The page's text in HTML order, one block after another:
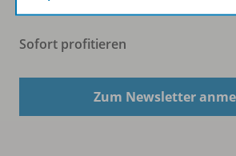
Sofort profitieren
Zum Newsletter